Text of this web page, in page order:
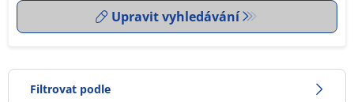
Upravit vyhledávání
Filtrovat podle